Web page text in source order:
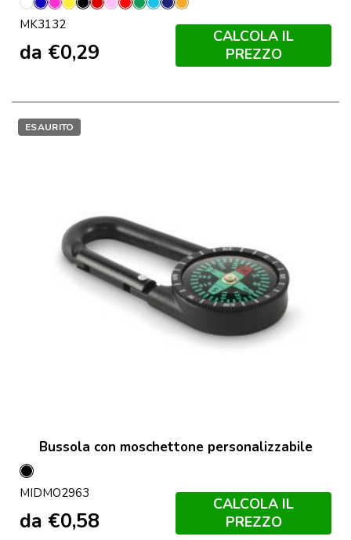
Bianco
BluFucsia
Giallo
NeroPorpora
RosaRosso
Verde
Azzurro
Marineo
Orange
MK3132
da €0,29
CALCOLA IL
PREZZO
ESAURITO
Bussola con moschettone personalizzabile
Nero
MIDMO2963
da €0,58
CALCOLA IL
PREZZO